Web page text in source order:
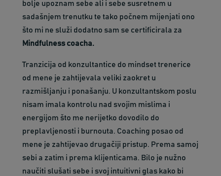
bolje upoznam sebe ali i sebe susretnem u
sadašnjem trenutku te tako počnem mijenjati ono
što mi ne služi dodatno sam se certificirala za
Mindfulness coacha.
Tranzicija od konzultantice do mindset trenerice
od mene je zahtijevala veliki zaokret u
razmišljanju i ponašanju. U konzultantskom poslu
nisam imala kontrolu nad svojim mislima i
energijom što me nerijetko dovodilo do
preplavljenosti i burnouta. Coaching posao od
mene je zahtijevao drugačiji pristup. Prema samoj
sebi a zatim i prema klijenticama. Bilo je nužno
naučiti slušati sebe i svoj intuitivni glas kako bi